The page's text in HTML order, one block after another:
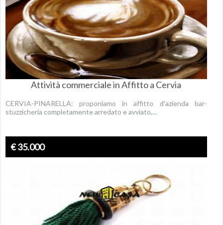
Attività commerciale in Affitto a Cervia
CERVIA-PINARELLA: proponiamo in affitto d'azienda bar-
stuzzicheria completamente arredato e avviato,...
€ 35.000